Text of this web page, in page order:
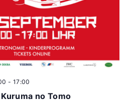
no Tomo
- 17:00